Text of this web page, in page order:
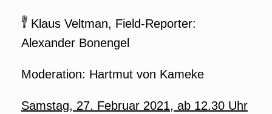
Klaus Veltman, Field-Reporter:
Alexander Bonengel
Moderation: Hartmut von Kameke
Samstag, 27. Februar 2021, ab 12.30 Uhr